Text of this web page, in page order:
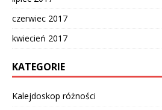
czerwiec 2017
kwiecień 2017
KATEGORIE
Kalejdoskop różności